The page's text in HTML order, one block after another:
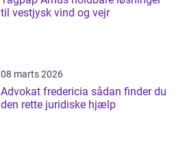
til vestjysk vind og vejr
08 marts 2026
Advokat fredericia sådan finder du
den rette juridiske hjælp